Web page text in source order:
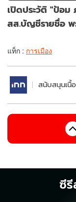
เปิดประวัติ "ป้อม
สส.บัญชีรายชื่อ พ
แท็ก : การเมือง
สนับสนุนเนื้
ซี